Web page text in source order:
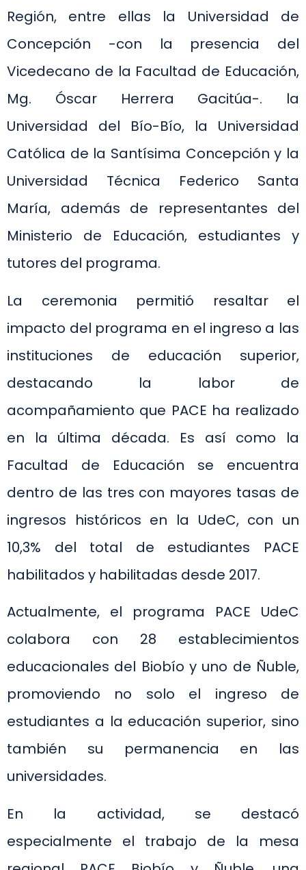
Región, entre ellas la Universidad de
Concepción -con la presencia del
Vicedecano de la Facultad de Educación,
Mg. Óscar Herrera Gacitúa-. la
Universidad del Bío-Bío, la Universidad
Católica de la Santísima Concepción y la
Universidad Técnica Federico Santa
María, además de representantes del
Ministerio de Educación, estudiantes y
tutores del programa.
La ceremonia permitió resaltar el
impacto del programa en el ingreso a las
instituciones de educación superior,
destacando la labor de
acompañamiento que PACE ha realizado
en la última década. Es así como la
Facultad de Educación se encuentra
dentro de las tres con mayores tasas de
ingresos históricos en la UdeC, con un
10,3% del total de estudiantes PACE
habilitados y habilitadas desde 2017.
Actualmente, el programa PACE UdeC
colabora con 28 establecimientos
educacionales del Biobío y uno de Ñuble,
promoviendo no solo el ingreso de
estudiantes a la educación superior, sino
también su permanencia en las
universidades.
En la actividad, se destacó
especialmente el trabajo de la mesa